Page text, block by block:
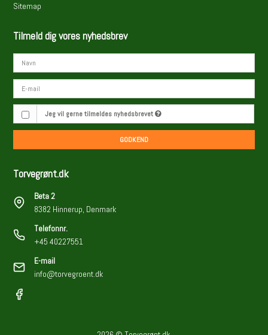
Sitemap
Tilmeld dig vores nyhedsbrev
Jeg vil gerne tilmeldes nyhedsbrevet
GODKEND
Torvegrønt.dk
Beta 2
8382 Hinnerup, Denmark
Telefonnr.
+45 40227551
E-mail
info@torvegroent.dk